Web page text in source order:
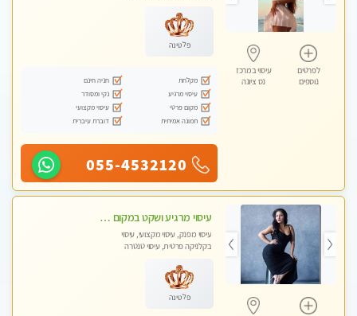
לפרטים
נוספים
עיסוי במרכז
נס ציונה
פלטינה
מקלחת
חניה חינם
עיסוי מרגיע
נקי ומסודר
מקום פרטי
עיסוי מקצועי
תמונה אמיתית
דוברת עיברית
055-4532120
עיסוי מרגיע ושקט במקום מדהים עיסוי מושקע מאוד בראשון -לציון ללא מין !! פתוח גם בשבת 10:00-23:00
עיסוי מפנק, עיסוי מקצועי, עיסוי
בקלניקה פרטית, עיסוי טנטרה
פלטינה